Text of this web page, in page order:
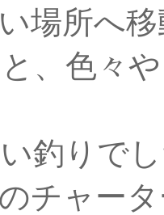
場所へ
、色々
釣りで
チャー